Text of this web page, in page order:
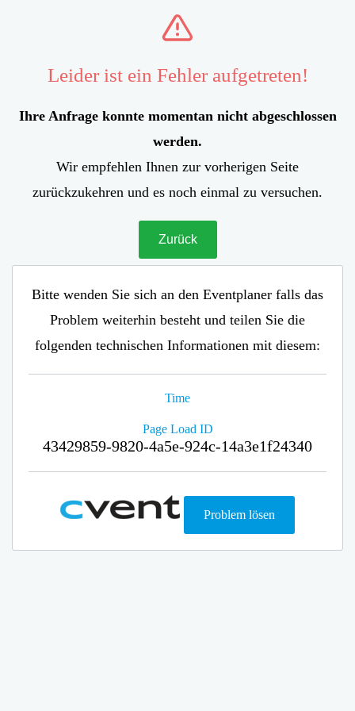
Leider ist ein Fehler aufgetreten!
Ihre Anfrage konnte momentan nicht abgeschlossen
werden.
Wir empfehlen Ihnen zur vorherigen Seite
zurückzukehren und es noch einmal zu versuchen.
Zurück
Bitte wenden Sie sich an den Eventplaner falls das
Problem weiterhin besteht und teilen Sie die
folgenden technischen Informationen mit diesem:
Time
Page Load ID
43429859-9820-4a5e-924c-14a3e1f24340
Problem lösen